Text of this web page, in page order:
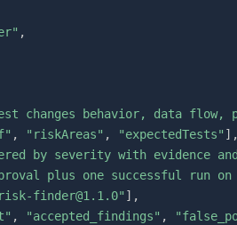
,
changes behavior, data flow,
, "riskAreas" , "expectedTests" ] ,
by severity with evidence
plus one successful run
finder@1.1.0" ] ,
, "accepted_findings" ,